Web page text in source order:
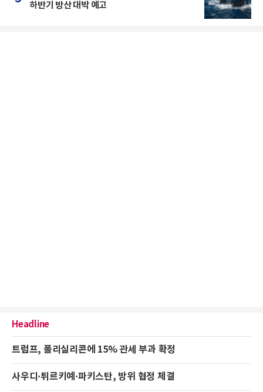
하반기 방산 대박 예고
Headline
트럼프, 폴리실리콘에 15% 관세 부과 확정
사우디·튀르키예·파키스탄, 방위 협정 체결